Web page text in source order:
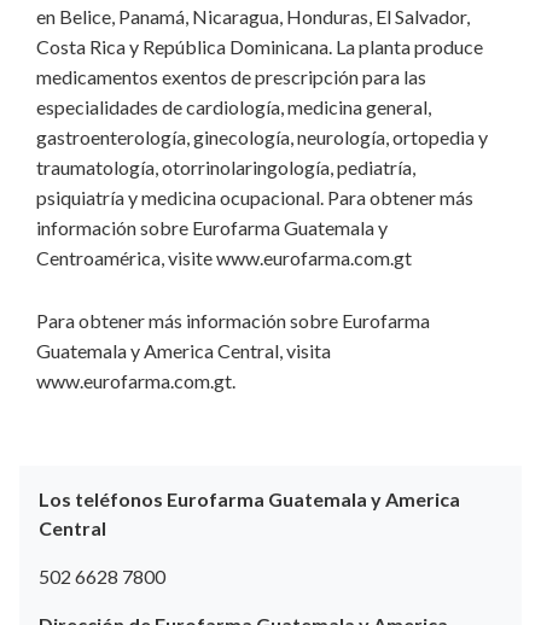
en Belice, Panamá, Nicaragua, Honduras, El Salvador,
Costa Rica y República Dominicana. La planta produce
medicamentos exentos de prescripción para las
especialidades de cardiología, medicina general,
gastroenterología, ginecología, neurología, ortopedia y
traumatología, otorrinolaringología, pediatría,
psiquiatría y medicina ocupacional. Para obtener más
información sobre Eurofarma Guatemala y
Centroamérica, visite www.eurofarma.com.gt
Para obtener más información sobre Eurofarma
Guatemala y America Central, visita
www.eurofarma.com.gt.
Los teléfonos Eurofarma Guatemala y America
Central
502 6628 7800